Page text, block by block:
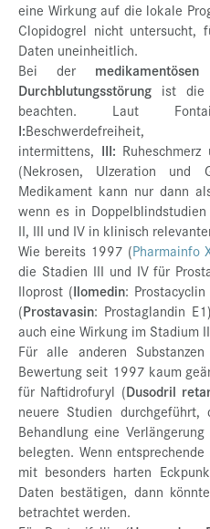
eine Wirkung auf die lokale
Clopidogrel nicht untersucht,
Daten uneinheitlich.
Bei der
Durchblutungsstörung ist die
beachten. Laut
I:
intermittens, III: Ruheschmerz
(Nekrosen, Ulzeration und
Medikament kann nur dann
wenn es in
II, III und IV in klinisch
Wie bereits 1997 (Pharmainfo
die Stadien III und IV für
Iloprost (Ilomedin:
(Prostavasin: Prostaglandin
auch eine Wirkung im Stadium
Für alle anderen
Bewertung seit 1997 kaum
für Naftidrofuryl (Dusodril
neuere Studien
Behandlung eine
belegten. Wenn
mit besonders harten
Daten bestätigen, dann
betrachtet werden.